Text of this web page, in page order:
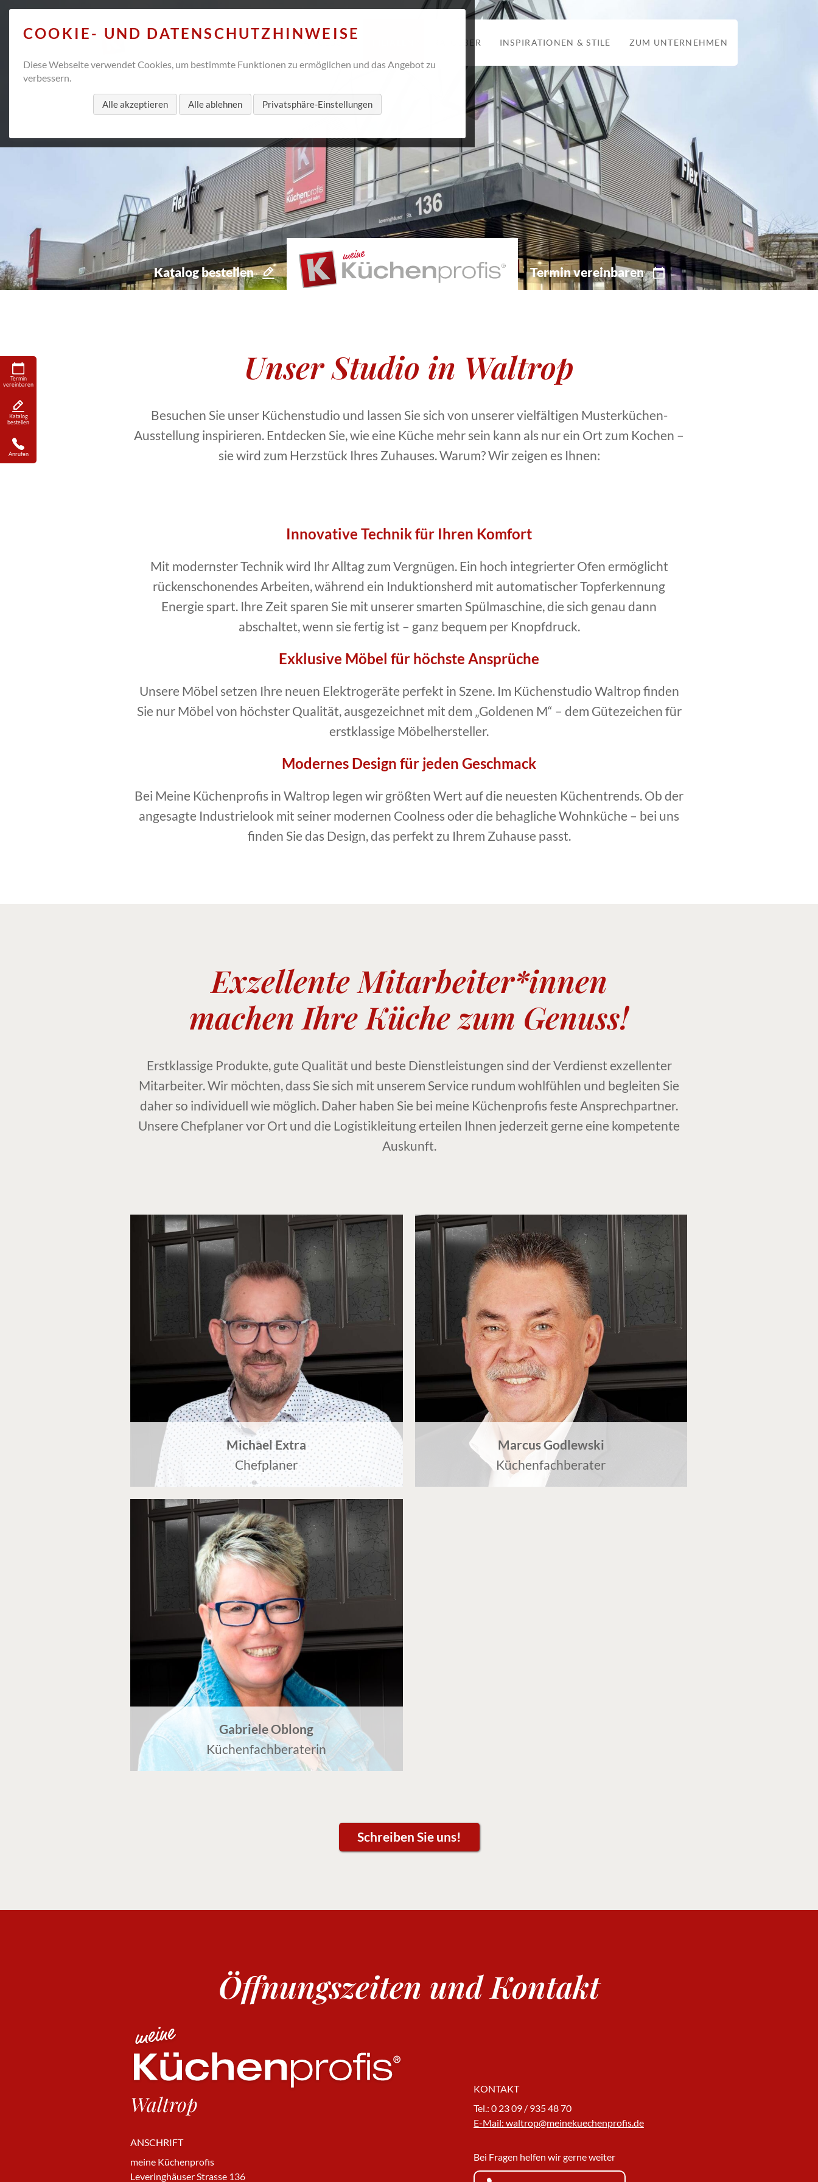
Navigation
ANGEBOTE RATGEBER INSPIRATIONEN & STILE ZUM UNTERNEHMEN
Katalog bestellen Termin vereinbaren
Unser Studio in Waltrop
Besuchen Sie unser Küchenstudio und lassen Sie sich von unserer vielfältigen Musterküchen-
Ausstellung inspirieren. Entdecken Sie, wie eine Küche mehr sein kann als nur ein Ort zum Kochen –
sie wird zum Herzstück Ihres Zuhauses. Warum? Wir zeigen es Ihnen:
Innovative Technik für Ihren Komfort
Mit modernster Technik wird Ihr Alltag zum Vergnügen. Ein hoch integrierter Ofen ermöglicht
rückenschonendes Arbeiten, während ein Induktionsherd mit automatischer Topferkennung
Energie spart. Ihre Zeit sparen Sie mit unserer smarten Spülmaschine, die sich genau dann
abschaltet, wenn sie fertig ist – ganz bequem per Knopfdruck.
Exklusive Möbel für höchste Ansprüche
Unsere Möbel setzen Ihre neuen Elektrogeräte perfekt in Szene. Im Küchenstudio Waltrop finden
Sie nur Möbel von höchster Qualität, ausgezeichnet mit dem „Goldenen M“ – dem Gütezeichen für
erstklassige Möbelhersteller.
Modernes Design für jeden Geschmack
Bei Meine Küchenprofis in Waltrop legen wir größten Wert auf die neuesten Küchentrends. Ob der
angesagte Industrielook mit seiner modernen Coolness oder die behagliche Wohnküche – bei uns
finden Sie das Design, das perfekt zu Ihrem Zuhause passt.
Exzellente Mitarbeiter*innen
machen Ihre Küche zum Genuss!
Erstklassige Produkte, gute Qualität und beste Dienstleistungen sind der Verdienst exzellenter
Mitarbeiter. Wir möchten, dass Sie sich mit unserem Service rundum wohlfühlen und begleiten Sie
daher so individuell wie möglich. Daher haben Sie bei meine Küchenprofis feste Ansprechpartner.
Unsere Chefplaner vor Ort und die Logistikleitung erteilen Ihnen jederzeit gerne eine kompetente
Auskunft.
Michael Extra
Chefplaner
Marcus Godlewski
Küchenfachberater
Gabriele Oblong
Küchenfachberaterin
Schreiben Sie uns!
Öffnungszeiten und Kontakt
Waltrop
ANSCHRIFT
meine Küchenprofis
Leveringhäuser Strasse 136
KONTAKT
Tel.:0 23 09 / 935 48 70
E-Mail: waltrop@meinekuechenprofis.de
Bei Fragen helfen wir gerne weiter
Termin
vereinbaren
Katalog
bestellen
Anrufen
COOKIE- UND DATENSCHUTZHINWEISE
Diese Webseite verwendet Cookies, um bestimmte Funktionen zu ermöglichen und das Angebot zu
verbessern.
Alle akzeptieren Alle ablehnen Privatsphäre-Einstellungen